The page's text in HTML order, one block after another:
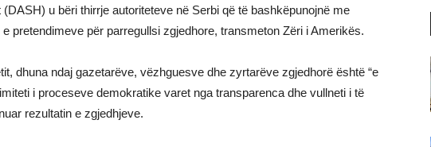
u bëri thirrje autoriteteve në Serbi që të bashkëpunojnë me
pretendimeve për parregullsi zgjedhore, transmeton Zëri i Amerikës.
dhuna ndaj gazetarëve, vëzhguesve dhe zyrtarëve zgjedhorë është “e
i proceseve demokratike varet nga transparenca dhe vullneti i të
rezultatin e zgjedhjeve.